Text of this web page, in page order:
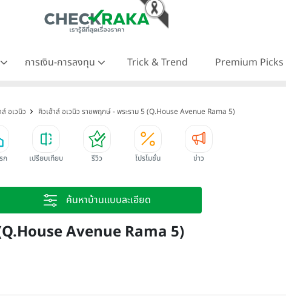
การเงิน-การลงทุน Trick & Trend Premium Picks
อเวนิว คิวเฮ้าส์ อเวนิว ราชพฤกษ์ - พระราม 5 (Q.House Avenue Rama 5)
ก เปรียบเทียบ รีวิว โปรโมชั่น ข่าว
ค้นหาบ้านแบบละเอียด
Avenue Rama 5)